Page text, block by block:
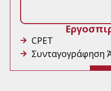
CPET
Συνταγογράφηση